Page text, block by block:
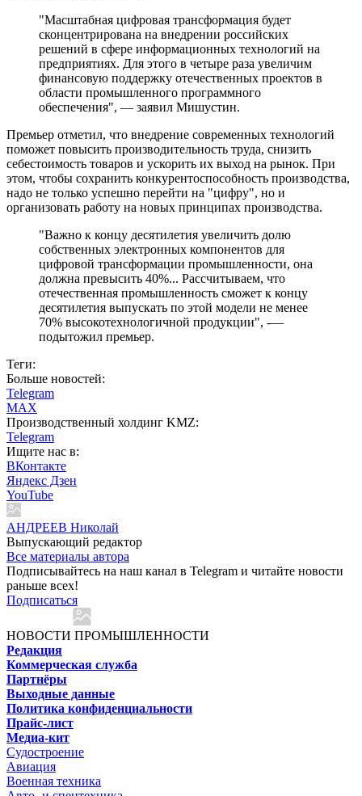
"Масштабная цифровая трансформация будет
сконцентрирована на внедрении российских
решений в сфере информационных технологий на
предприятиях. Для этого в четыре раза увеличим
финансовую поддержку отечественных проектов в
области промышленного программного
обеспечения", — заявил Мишустин.
Премьер отметил, что внедрение современных технологий
поможет повысить производительность труда, снизить
себестоимость товаров и ускорить их выход на рынок. При
этом, чтобы сохранить конкурентоспособность производства,
надо не только успешно перейти на "цифру", но и
организовать работу на новых принципах производства.
"Важно к концу десятилетия увеличить долю
собственных электронных компонентов для
цифровой трансформации промышленности, она
должна превысить 40%... Рассчитываем, что
отечественная промышленность сможет к концу
десятилетия выпускать по этой модели не менее
70% высокотехнологичной продукции", -—
подытожил премьер.
Теги:
Больше новостей:
Telegram
MAX
Производственный холдинг KMZ:
Telegram
Ищите нас в:
ВКонтакте
Яндекс Дзен
YouTube
АНДРЕЕВ Николай
Выпускающий редактор
Все материалы автора
Подписывайтесь на наш канал в Telegram и читайте новости
раньше всех!
Подписаться
НОВОСТИ ПРОМЫШЛЕННОСТИ
Редакция
Коммерческая служба
Партнёры
Выходные данные
Политика конфиденциальности
Прайс-лист
Медиа-кит
Судостроение
Авиация
Военная техника